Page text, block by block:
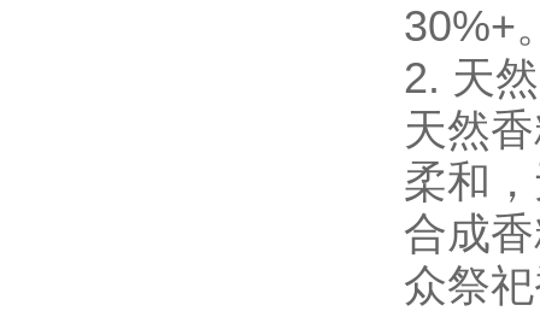
30%+
2. 天
天然
柔和
合成
众祭